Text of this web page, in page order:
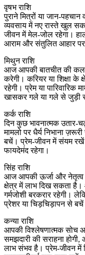
वृषभ राशि
पुराने मित्रों या
व्यवसाय में नए रास्ते खुल
जीवन में मेल‑जोल रहेगा।
आराम और संतुलित आहार पर
मिथुन राशि
आज आपकी बातचीत की कला
करेगी। करियर या शिक्षा
रहेगी। प्रेम या पारिवारिक
खासकर गले या गले से जुड़ी
कर्क राशि
दिन कुछ भावनात्मक
मामलो पर धैर्य निभाना
बचें। प्रेम‑जीवन में संयम
फायदेमंद रहेगा।
सिंह राशि
आज आपकी ऊर्जा और नेतृत्व
क्षेत्र में लाभ दिख सकता है।
गर्मजोशी बरकरार रहेगी।
प्रेशर या चिड़चिड़ापन से
कन्या राशि
आपकी विश्लेषणात्मक सोच
समझदारी की सराहना
लाभ संभव है। प्रेम‑जीवन में